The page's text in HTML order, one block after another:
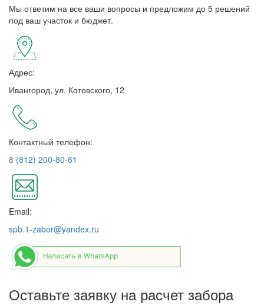
Мы ответим на все ваши вопросы и предложим до 5 решений
под ваш участок и бюджет.
Адрес:
Ивангород, ул. Котовского, 12
Контактный телефон:
8 (812) 200-80-61
Email:
spb.1-zabor@yandex.ru
Оставьте заявку на расчет забора